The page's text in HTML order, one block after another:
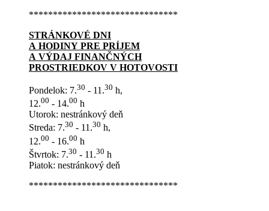
*******************************
STRÁNKOVÉ DNI
A HODINY PRE PRÍJEM
A VÝDAJ FINANČNÝCH
PROSTRIEDKOV V HOTOVOSTI
Pondelok: 7.30 - 11.30 h,
12.00 - 14.00 h
Utorok: nestránkový deň
Streda: 7.30 - 11.30 h,
12.00 - 16.00 h
Štvrtok: 7.30 - 11.30 h
Piatok: nestránkový deň
*******************************